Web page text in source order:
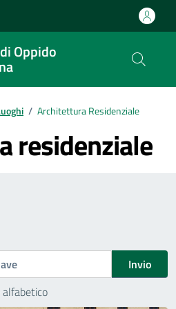
Oppido
/ Architettura Residenziale
residenziale
Invio